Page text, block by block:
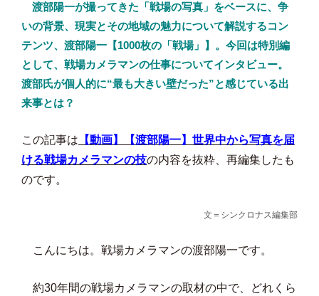
渡部陽一が撮ってきた「戦場の写真」をベースに、争
いの背景、現実とその地域の魅力について解説するコン
テンツ、渡部陽一【1000枚の「戦場」】。今回は特別編
として、戦場カメラマンの仕事についてインタビュー。
渡部氏が個人的に“最も大きい壁だった”と感じている出
来事とは？
この記事は 【動画】【渡部陽一】世界中から写真を届
ける戦場カメラマンの技の内容を抜粋、再編集したも
のです。
文＝シンクロナス編集部
こんにちは。戦場カメラマンの渡部陽一です。
約30年間の戦場カメラマンの取材の中で、どれくら